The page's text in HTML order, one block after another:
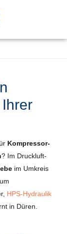
Kompressor-
? Im Druckluft-
im Umkreis
HPS-Hydraulik
in Düren.